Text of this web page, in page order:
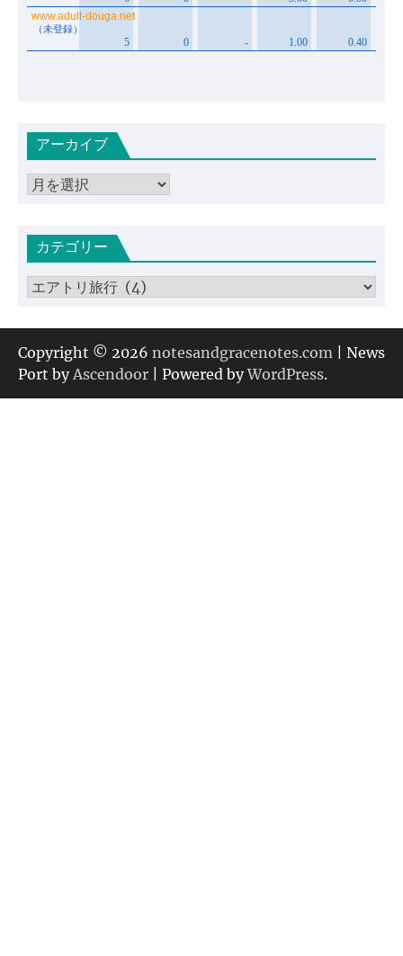
アーカイブ
ア
イカテゴリー
カ
ゴ
リ
ー
Copyright © 2026 notesandgracenotes.com | News
Port by Ascendoor | Powered byWordPress.